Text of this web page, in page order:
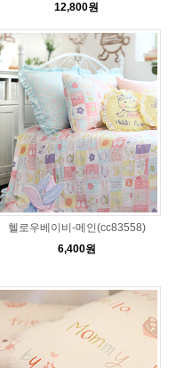
12,800원
헬로우베이비-메인(cc83558)
6,400원